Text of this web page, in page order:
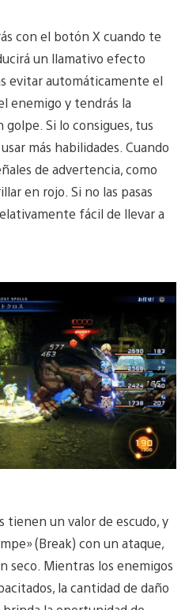
con el botón X cuando te
un llamativo efecto
evitar automáticamente el
enemigo y tendrás la
Si lo consigues, tus
más habilidades. Cuando
de advertencia, como
en rojo. Si no las pasas
fácil de llevar a
tienen un valor de escudo, y
(Break) con un ataque,
seco. Mientras los enemigos
la cantidad de daño